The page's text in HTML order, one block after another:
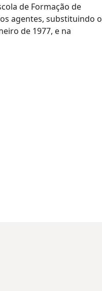
de Formação de
agentes, substituindo o
de 1977, e na